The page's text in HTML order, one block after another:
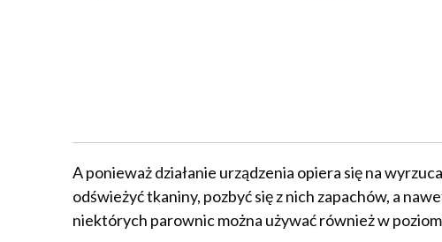
A ponieważ działanie urządzenia opiera się na
odświeżyć tkaniny, pozbyć się z nich zapachów, a
niektórych parownic można używać również w